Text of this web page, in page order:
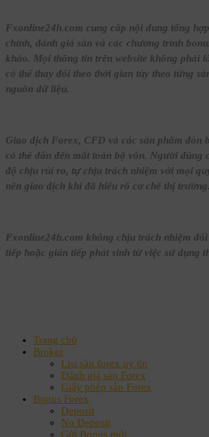
Fxonline24h.com cung cấp nội dung tổng
chính, đánh giá sàn và các chương trình
khảo. Mọi thông tin trên website không phải
có thể thay đổi theo thời gian tùy theo từng
nguồn dữ liệu.
Giao dịch Forex, CFD và các sản phẩm đòn
có thể dẫn đến mất toàn bộ vốn. Người dùng
độ chịu rủi ro, tự chịu trách nhiệm với mọi
nên giao dịch khi đã hiểu rõ cơ chế thị trường.
Fxonline24h.com không chịu trách nhiệm
tiếp hoặc gián tiếp phát sinh từ việc sử dụng
Trang chủ
Broker
List sàn forex uy tín
Đánh giá sàn Forex
Giấy phép sàn Forex
Bonus Forex
Deposit
No Deposit
Gửi Bonus mới